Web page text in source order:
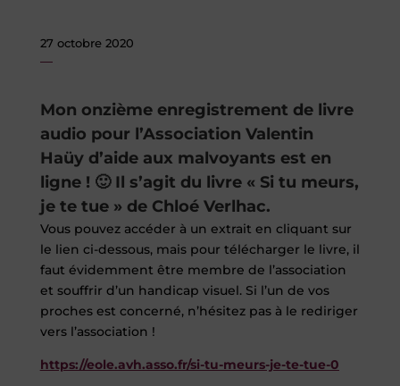
27 octobre 2020
Mon onzième enregistrement de livre
audio pour l’Association Valentin
Haüy d’aide aux malvoyants est en
ligne ! 🙂 Il s’agit du livre « Si tu meurs,
je te tue » de Chloé Verlhac.
Vous pouvez accéder à un extrait en cliquant sur
le lien ci-dessous, mais pour télécharger le livre, il
faut évidemment être membre de l’association
et souffrir d’un handicap visuel. Si l’un de vos
proches est concerné, n’hésitez pas à le rediriger
vers l’association !
https://eole.avh.asso.fr/si-tu-meurs-je-te-tue-0